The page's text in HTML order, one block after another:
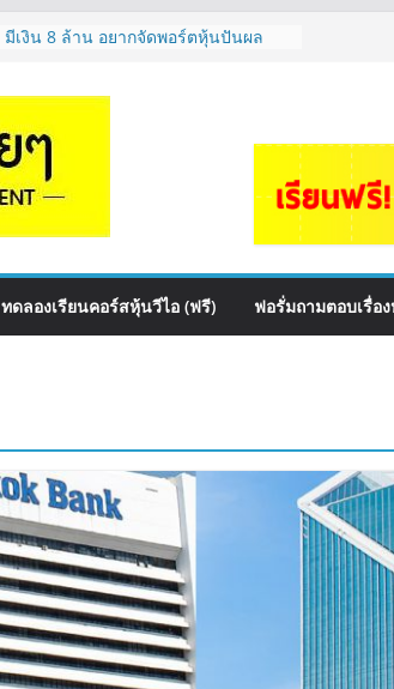
มีเงิน 8 ล้าน อยากจัดพอร์ตหุ้นปันผล
หุ้นปันผลไหม? | Q&A กล้วยๆ EP.1166
OSP vs CBG vs ICHI ควร DCA ตัวไหน
ดี? | Q&A กล้วยๆ EP.1165
รีวิวงบกลุ่ม Bank หุ้นไหนเหมาะถือเอา
Long ของหุ้นตัวนั้นๆไหมคะ? | Q&A
กล้วยๆ EP.1164
ทดลองเรียนคอร์สหุ้นวีไอ (ฟรี) ฟอรั่มถามตอบเรื่อ